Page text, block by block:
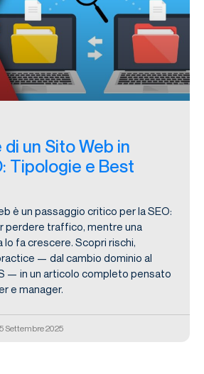
un Sito Web in
Tipologie e Best
è un passaggio critico per la SEO:
perdere traffico, mentre una
fa crescere. Scopri rischi,
— dal cambio dominio al
— in un articolo completo pensato
e manager.
Settembre 2025